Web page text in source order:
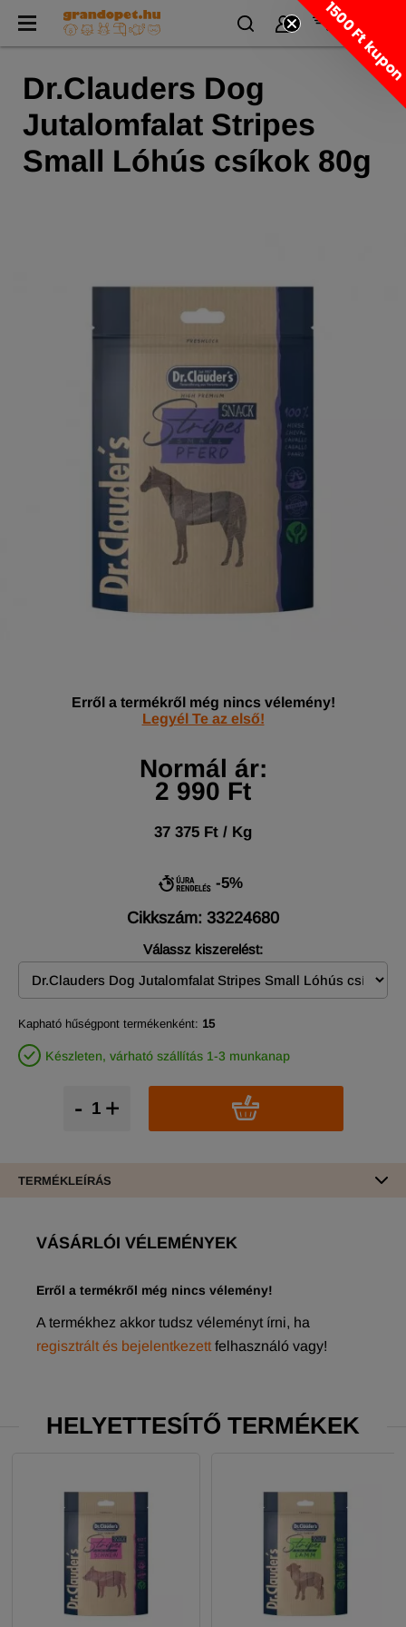
Dr.Clauders Dog
Jutalomfalat Stripes
Small Lóhús csíkok 80g
Erről a termékről még nincs vélemény!
Legyél Te az első!
Normál ár:
2 990 Ft
37 375 Ft / Kg
-5%
Cikkszám: 33224680
Válassz kiszerelést:
Kapható hűségpont termékenként: 15
Készleten, várható szállítás 1-3 munkanap
+
-
TERMÉKLEÍRÁS
VÁSÁRLÓI VÉLEMÉNYEK
Erről a termékről még nincs vélemény!
A termékhez akkor tudsz véleményt írni, ha
regisztrált és bejelentkezett felhasználó vagy!
HELYETTESÍTŐ TERMÉKEK
1500 Ft